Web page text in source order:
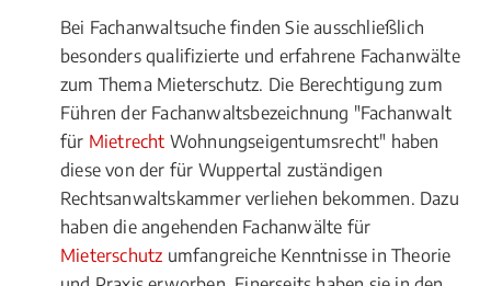
Bei Fachanwaltsuche finden Sie ausschließlich
besonders qualifizierte und erfahrene Fachanwälte
zum Thema Mieterschutz. Die Berechtigung zum
Führen der Fachanwaltsbezeichnung "Fachanwalt
für Mietrecht Wohnungseigentumsrecht" haben
diese von der für Wuppertal zuständigen
Rechtsanwaltskammer verliehen bekommen. Dazu
haben die angehenden Fachanwälte für
Mieterschutz umfangreiche Kenntnisse in Theorie